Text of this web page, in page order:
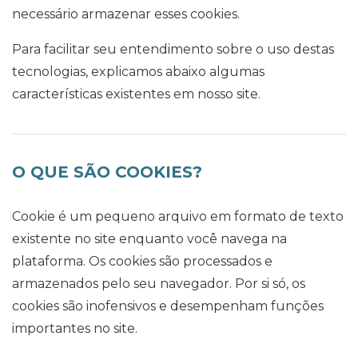
necessário armazenar esses cookies.
Para facilitar seu entendimento sobre o uso destas
tecnologias, explicamos abaixo algumas
características existentes em nosso site.
O QUE SÃO COOKIES?
Cookie é um pequeno arquivo em formato de texto
existente no site enquanto você navega na
plataforma. Os cookies são processados e
armazenados pelo seu navegador. Por si só, os
cookies são inofensivos e desempenham funções
importantes no site.